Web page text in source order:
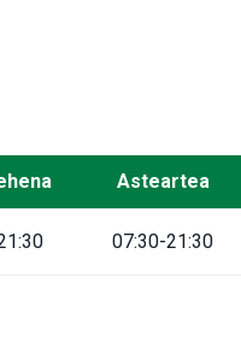
Asteartea
07:30-21:30